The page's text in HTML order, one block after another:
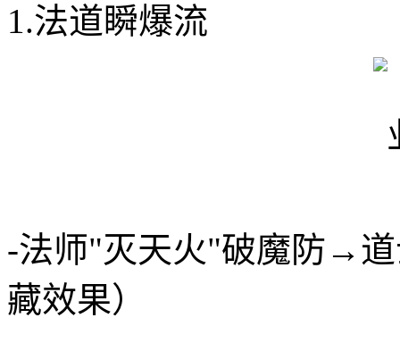
1.法道瞬爆流
-法师"灭天火"破魔防→
藏效果）